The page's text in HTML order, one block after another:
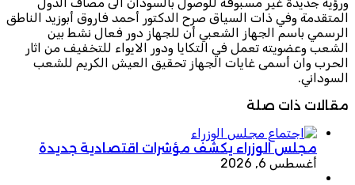
المتقدمة وفي ذات السياق صرح الدكتور أحمد فاروق أبوزيد الناطق
الرسمي باسم الجهاز الشعبي أن للجهاز دور فعال نشط بين
الشعب وعضويته تعمل في التكايا ودور الايواء للتخفيف من اثار
الحرب وان أسمى غايات الجهاز تحقيق العيش الكريم للشعب
السوداني.
مقالات ذات صلة
مجلس الوزراء يكشف مؤشرات اقتصادية جديدة
أغسطس 6, 2026